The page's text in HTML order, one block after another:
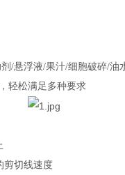
/悬浮液/果汁/细胞破碎/
轻松满足多种要求
剪切线速度